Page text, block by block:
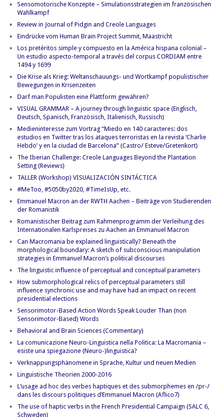
Sensomotorische Konzepte – Simulationsstrategien im französischen
Wahlkampf
Review in Journal of Pidgin and Creole Languages
Eindrücke vom Human Brain Project Summit, Maastricht
Los pretéritos simple y compuesto en la América hispana colonial –
Un estudio aspecto-temporal a través del corpus CORDIAM entre
1494 y 1699
Die Krise als Krieg: Weltanschauungs- und Wortkampf populistischer
Bewegungen in Krisenzeiten
Darf man Populisten eine Plattform gewähren?
VISUAL GRAMMAR – A journey through linguistic space (Englisch,
Deutsch, Spanisch, Französisch, Italienisch, Russisch)
Medieninteresse zum Vortrag “Miedo en 140 caracteres: dos
estudios en Twitter tras los ataques terroristas en la revista ‘Charlie
Hebdo’ y en la ciudad de Barcelona” (Castro/ Esteve/Gretenkort)
The Iberian Challenge: Creole Languages Beyond the Plantation
Setting (Reviews)
TALLER (Workshop) VISUALIZACIÓN SINTÁCTICA
#MeToo, #5050by2020, #TimeIsUp, etc.
Emmanuel Macron an der RWTH Aachen – Beiträge von Studierenden
der Romanistik
Romanistischer Beitrag zum Rahmenprogramm der Verleihung des
Internationalen Karlspreises zu Aachen an Emmanuel Macron
Can Macromania be explained linguistically? Beneath the
morphological boundary: A sketch of subconscious manipulation
strategies in Emmanuel Macron’s political discourses
The linguistic influence of perceptual and conceptual parameters
How submorphological relics of perceptual parameters still
influence synchronic use and may have had an impact on recent
presidential elections
Sensorimotor-Based Action Words Speak Louder Than (non
Sensorimotor-Based) Words
Behavioral and Brain Sciences (Commentary)
La comunicazione Neuro-Linguistica nella Politica: La Macromania –
esiste una spiegazione (Neuro-)linguistica?
Verknappungsphänomene in Sprache, Kultur und neuen Medien
Linguistische Theorien 2000-2016
L‘usage ad hoc des verbes haptiques et des submorphemes en /pr-/
dans les discours politiques d‘Emmanuel Macron (Aflico7)
The use of haptic verbs in the French Presidential Campaign (SALC 6,
Schweden)